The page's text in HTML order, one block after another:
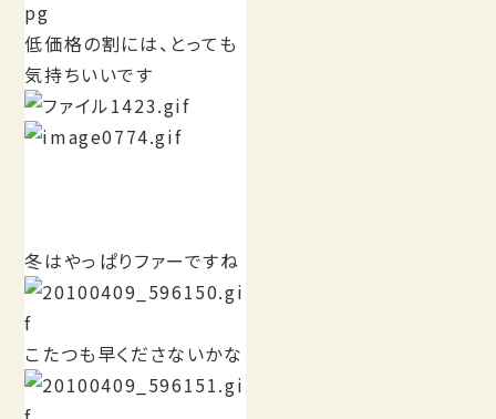
低価格の割には、とっても
気持ちいいです
冬はやっぱりファーですね
こたつも早くださないかな